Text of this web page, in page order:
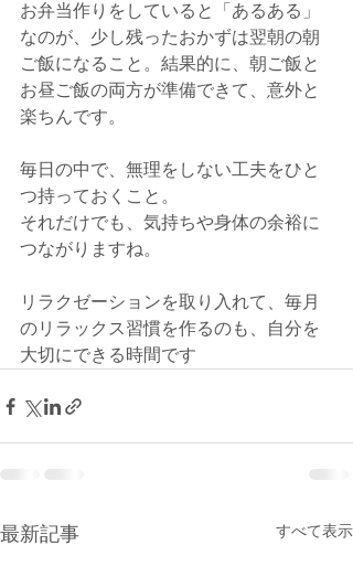
お弁当作りをしていると「あるある」
なのが、少し残ったおかずは翌朝の朝
ご飯になること。結果的に、朝ご飯と
お昼ご飯の両方が準備できて、意外と
楽ちんです。
毎日の中で、無理をしない工夫をひと
つ持っておくこと。
それだけでも、気持ちや身体の余裕に
つながりますね。
リラクゼーションを取り入れて、毎月
のリラックス習慣を作るのも、自分を
大切にできる時間です
最新記事 すべて表示